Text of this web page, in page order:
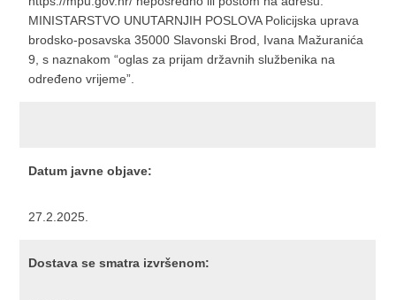
MINISTARSTVO UNUTARNJIH POSLOVA Policijska uprava
brodsko-posavska 35000 Slavonski Brod, Ivana Mažuranića
9, s naznakom “oglas za prijam državnih službenika na
određeno vrijeme”.
Datum javne objave:
27.2.2025.
Dostava se smatra izvršenom: